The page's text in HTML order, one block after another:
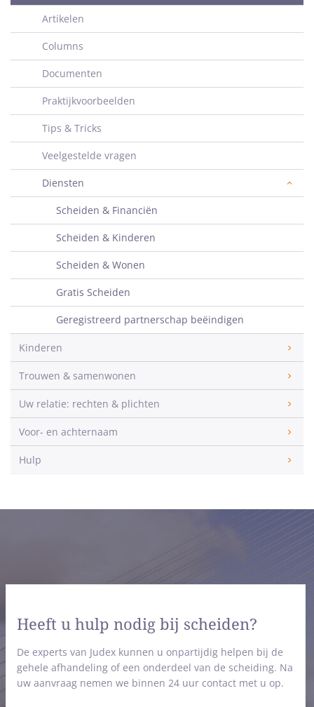
Artikelen
Columns
Documenten
Praktijkvoorbeelden
Tips & Tricks
Veelgestelde vragen
Diensten
Scheiden & Financiën
Scheiden & Kinderen
Scheiden & Wonen
Gratis Scheiden
Geregistreerd partnerschap beëindigen
Kinderen
Trouwen & samenwonen
Uw relatie: rechten & plichten
Voor- en achternaam
Hulp
Heeft u hulp nodig bij scheiden?
De experts van Judex kunnen u onpartijdig helpen bij de
gehele afhandeling of een onderdeel van de scheiding. Na
uw aanvraag nemen we binnen 24 uur contact met u op.